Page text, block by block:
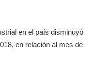
en el país disminuyó
en relación al mes de